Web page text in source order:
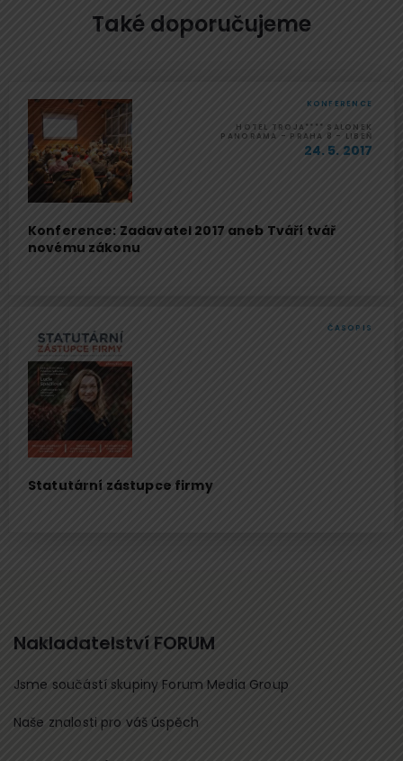
Také doporučujeme
Konference: Zadavatel 2017 aneb Tváří tvář
novému zákonu
KONFERENCE
HOTEL TROJA**** SALONEK
PANORAMA - PRAHA 8 - LIBEŇ
24. 5. 2017
Statutární zástupce firmy
ČASOPIS
Nakladatelství FORUM
Jsme součástí skupiny Forum Media Group
Naše znalosti pro váš úspěch